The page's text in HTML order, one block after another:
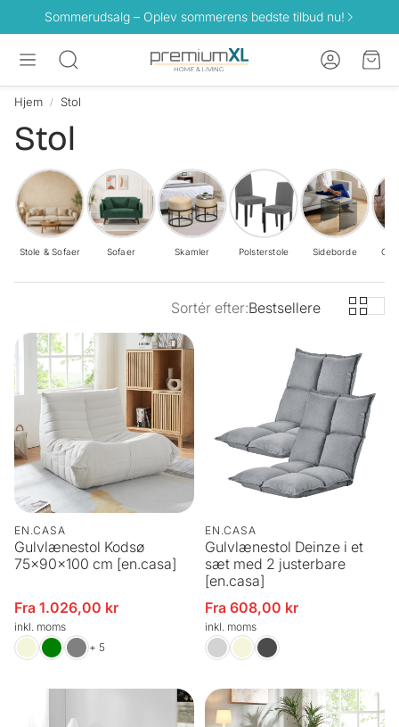
Sommerudsalg – Oplev sommerens bedste tilbud nu!
Søg
Konto
Hjem Stol
Stol
Stole & Sofaer Sofaer Skamler Polsterstole Sideborde
Sortér efter:Bestsellere
EN.CASA
Gulvlænestol Kodsø
75x90x100 cm [en.casa]
Udsalgspris
Fra 1.026,00 kr
inkl. moms
+ 5
EN.CASA
Gulvlænestol Deinze i et
sæt med 2 justerbare
[en.casa]
Udsalgspris
Fra 608,00 kr
inkl. moms